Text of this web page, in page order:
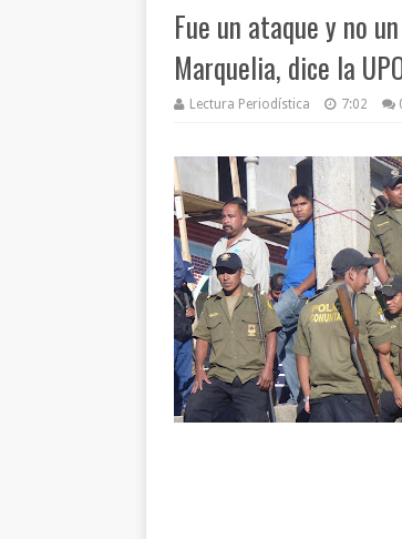
Fue un ataque y no
Marquelia, dice la
Lectura Periodística 7:02